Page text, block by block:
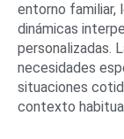
entorno familiar,
dinámicas
personalizadas.
necesidades
situaciones
contexto